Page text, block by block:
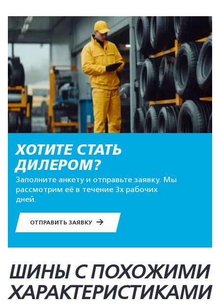
ХОТИТЕ СТАТЬ
ДИЛЕРОМ?
Заполните анкету и отправьте заявку. Мы
рассмотрим её в течение 3х рабочих
дней.
ОТПРАВИТЬ ЗАЯВКУ
ШИНЫ С ПОХОЖИМИ
ХАРАКТЕРИСТИКАМИ